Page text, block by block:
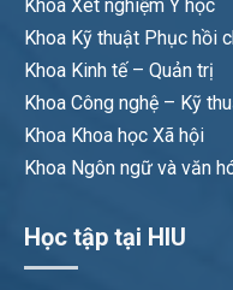
Khoa Xét nghiệm Y học
Khoa Kỹ thuật Phục hồi
Khoa Kinh tế – Quản trị
Khoa Công nghệ – Kỹ
Khoa Khoa học Xã hội
Khoa Ngôn ngữ và văn
Học tập tại HIU